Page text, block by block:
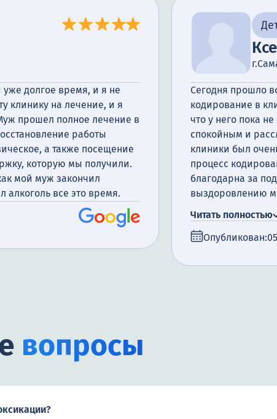
долгое время, и я не
клинику на лечение, и я
прошел полное лечение в
работы
а также посещение
которую мы получили.
мой муж закончил
алкоголь все это время.
Сегодня прошло
кодирование в
что у него пока
спокойным и
клиники был
процесс
благодарна за
выздоровлению
Читать полностью
Опубликован:
вопросы